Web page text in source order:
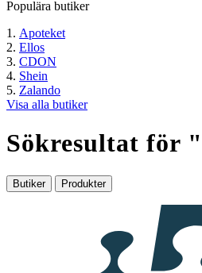
Populära butiker
Apoteket
Ellos
CDON
Shein
Zalando
Visa alla butiker
Sökresultat för "
Butiker Produkter